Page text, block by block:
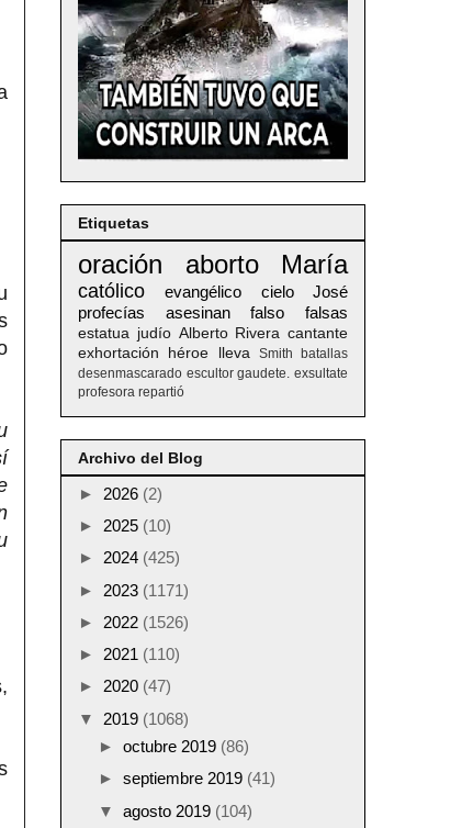
Etiquetas
oración aborto María
católico evangélico cielo
José
profecías
asesinan falso falsas
estatua judío Alberto Rivera cantante
exhortación
héroe lleva Smith
batallas
desenmascarado escultor gaudete. exsultate
profesora repartió
Archivo del Blog
► 2026 (2)
► 2025 (10)
► 2024 (425)
► 2023 (1171)
► 2022 (1526)
► 2021 (110)
► 2020 (47)
▼ 2019 (1068)
► octubre 2019 (86)
► septiembre 2019 (41)
▼ agosto 2019 (104)